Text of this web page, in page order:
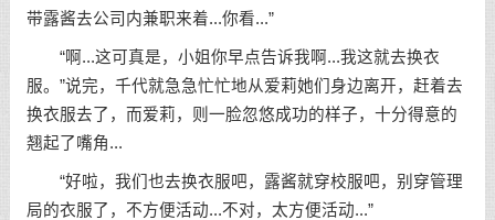
带露酱去公司内兼职来着...你看...”
“啊...这可真是，小姐你早点告诉我啊...我这就去换衣
服。”说完，千代就急急忙忙地从爱莉她们身边离开，赶着去
换衣服去了，而爱莉，则一脸忽悠成功的样子，十分得意的
翘起了嘴角...
“好啦，我们也去换衣服吧，露酱就穿校服吧，别穿管理
局的衣服了，不方便活动...不对，太方便活动...”